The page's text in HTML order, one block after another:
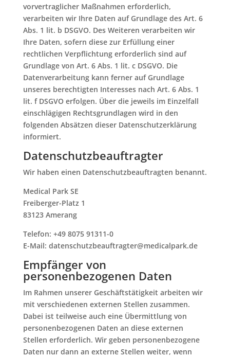
vorvertraglicher Maßnahmen erforderlich,
verarbeiten wir Ihre Daten auf Grundlage des Art. 6
Abs. 1 lit. b DSGVO. Des Weiteren verarbeiten wir
Ihre Daten, sofern diese zur Erfüllung einer
rechtlichen Verpflichtung erforderlich sind auf
Grundlage von Art. 6 Abs. 1 lit. c DSGVO. Die
Datenverarbeitung kann ferner auf Grundlage
unseres berechtigten Interesses nach Art. 6 Abs. 1
lit. f DSGVO erfolgen. Über die jeweils im Einzelfall
einschlägigen Rechtsgrundlagen wird in den
folgenden Absätzen dieser Datenschutzerklärung
informiert.
Datenschutz­beauftragter
Wir haben einen Datenschutzbeauftragten benannt.
Medical Park SE
Freiberger-Platz 1
83123 Amerang
Telefon: +49 8075 91311-0
E-Mail: datenschutzbeauftragter@medicalpark.de
Empfänger von
personenbezogenen Daten
Im Rahmen unserer Geschäftstätigkeit arbeiten wir
mit verschiedenen externen Stellen zusammen.
Dabei ist teilweise auch eine Übermittlung von
personenbezogenen Daten an diese externen
Stellen erforderlich. Wir geben personenbezogene
Daten nur dann an externe Stellen weiter, wenn